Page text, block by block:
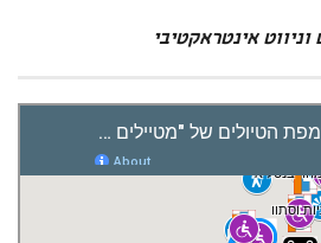
אינטראקטיבי